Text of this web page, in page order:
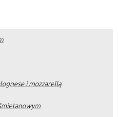
i mozzarellą